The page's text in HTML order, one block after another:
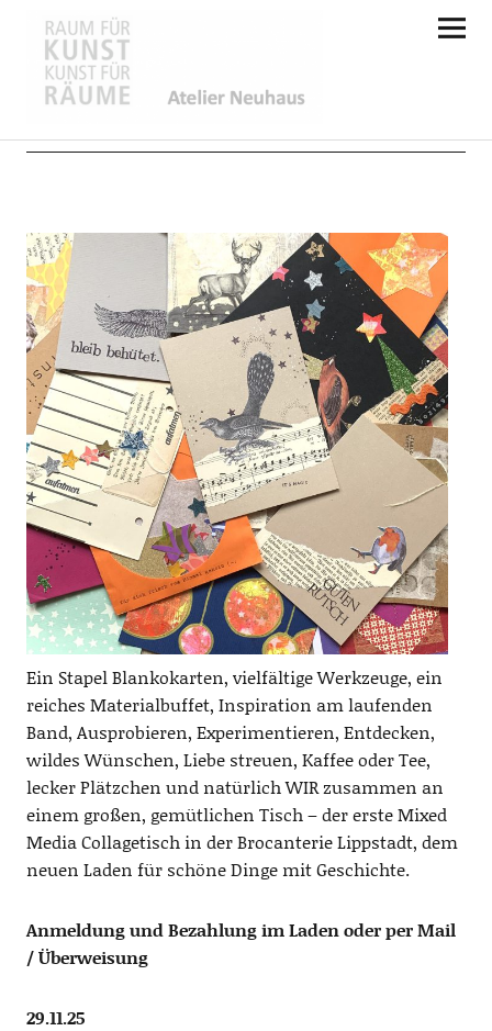
Atelier Neuhaus
Ein Stapel Blankokarten, vielfältige Werkzeuge, ein
reiches Materialbuffet, Inspiration am laufenden
Band, Ausprobieren, Experimentieren, Entdecken,
wildes Wünschen, Liebe streuen, Kaffee oder Tee,
lecker Plätzchen und natürlich WIR zusammen an
einem großen, gemütlichen Tisch – der erste Mixed
Media Collagetisch in der Brocanterie Lippstadt, dem
neuen Laden für schöne Dinge mit Geschichte.
Anmeldung und Bezahlung im Laden oder per Mail
/ Überweisung
29.11.25